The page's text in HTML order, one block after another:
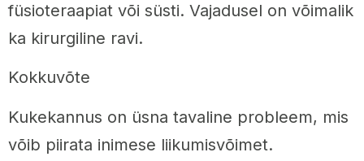
füsioteraapiat või süsti. Vajadusel on võimalik
ka kirurgiline ravi.
Kokkuvõte
Kukekannus on üsna tavaline probleem, mis
võib piirata inimese liikumisvõimet.